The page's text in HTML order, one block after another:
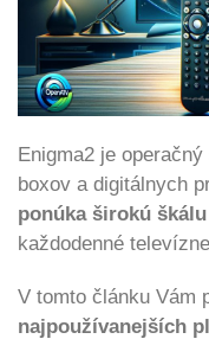
Enigma2 je
boxov a digitálnych
ponúka širokú
každodenné
V tomto článku Vám
najpoužívanejších